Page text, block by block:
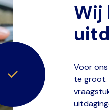
Wij
Voor
te groot.